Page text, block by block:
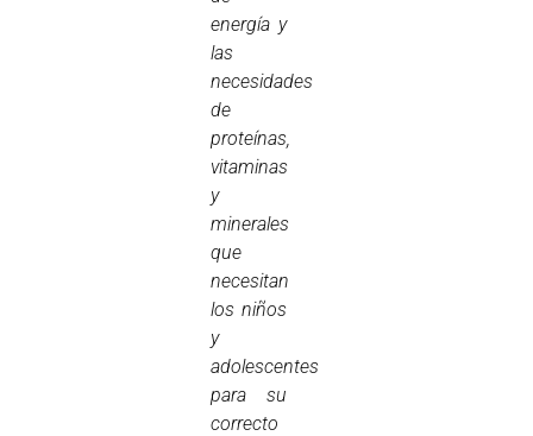
energía y
las
necesidades
de
proteínas,
vitaminas
y
minerales
que
necesitan
los niños
y
adolescentes
para su
correcto